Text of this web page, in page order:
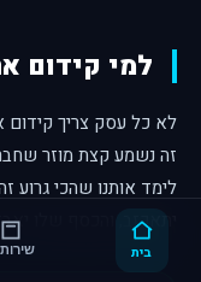
בית
למי קידום
לא כל עסק צריך קידום
לימד אותנו שהכי
יתאכזב, והכסף שלו